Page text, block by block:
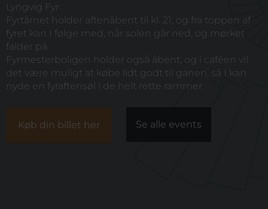
Lyngvig Fyr.
Fyrtårnet holder aftenåbent til kl. 21, og fra toppen af
fyret kan I følge med, når solen går ned, og mørket
falder på.
Fyrmesterboligen holder også åbent, og i caféen vil
det være muligt at købe lidt godt til ganen, så I kan
nyde en fyraftensøl i de helt rette rammer.
Køb din billet her Se alle events